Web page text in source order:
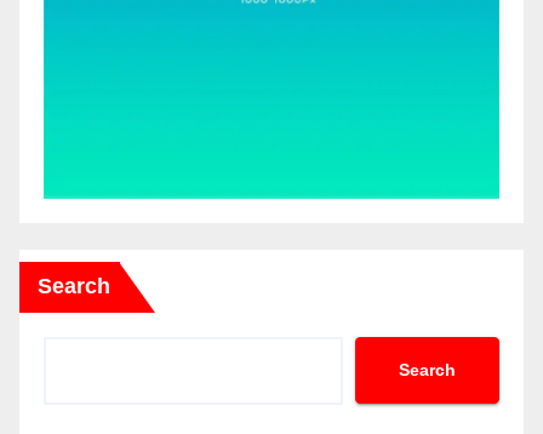
Search
Search